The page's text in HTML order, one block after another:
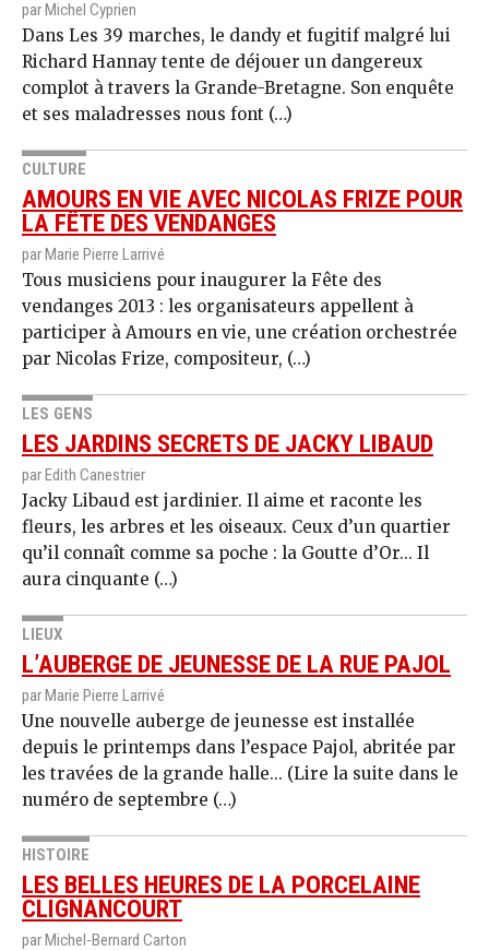
par Michel Cyprien
Dans Les 39 marches, le dandy et fugitif malgré lui
Richard Hannay tente de déjouer un dangereux
complot à travers la Grande-Bretagne. Son enquête
et ses maladresses nous font (…)
CULTURE
AMOURS EN VIE AVEC NICOLAS FRIZE POUR
LA FÊTE DES VENDANGES
par Marie Pierre Larrivé
Tous musiciens pour inaugurer la Fête des
vendanges 2013 : les organisateurs appellent à
participer à Amours en vie, une création orchestrée
par Nicolas Frize, compositeur, (…)
LES GENS
LES JARDINS SECRETS DE JACKY LIBAUD
par Edith Canestrier
Jacky Libaud est jardinier. Il aime et raconte les
fleurs, les arbres et les oiseaux. Ceux d’un quartier
qu’il connaît comme sa poche : la Goutte d’Or... Il
aura cinquante (…)
LIEUX
L’AUBERGE DE JEUNESSE DE LA RUE PAJOL
par Marie Pierre Larrivé
Une nouvelle auberge de jeunesse est installée
depuis le printemps dans l’espace Pajol, abritée par
les travées de la grande halle... (Lire la suite dans le
numéro de septembre (…)
HISTOIRE
LES BELLES HEURES DE LA PORCELAINE
CLIGNANCOURT
par Michel-Bernard Carton